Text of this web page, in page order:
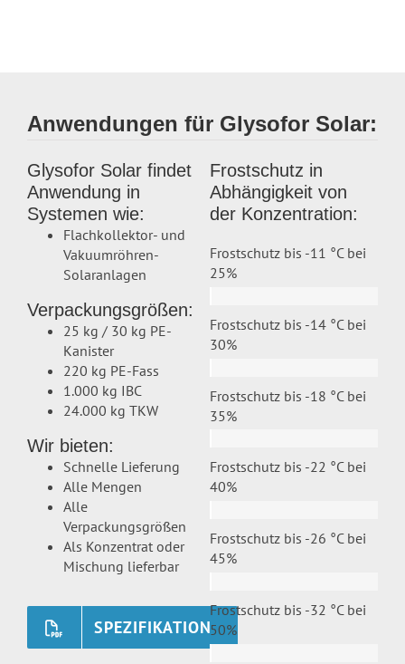
Anwendungen für Glysofor Solar:
Glysofor Solar findet
Anwendung in
Systemen wie:
Flachkollektor- und
Vakuumröhren-
Solaranlagen
Verpackungsgrößen:
25 kg / 30 kg PE-
Kanister
220 kg PE-Fass
1.000 kg IBC
24.000 kg TKW
Wir bieten:
Schnelle Lieferung
Alle Mengen
Alle
Verpackungsgrößen
Als Konzentrat oder
Mischung lieferbar
SPEZIFIKATION
Frostschutz in
Abhängigkeit von
der Konzentration:
Frostschutz bis -11 °C bei
25%
Frostschutz bis -14 °C bei
30%
Frostschutz bis -18 °C bei
35%
Frostschutz bis -22 °C bei
40%
Frostschutz bis -26 °C bei
45%
Frostschutz bis -32 °C bei
50%